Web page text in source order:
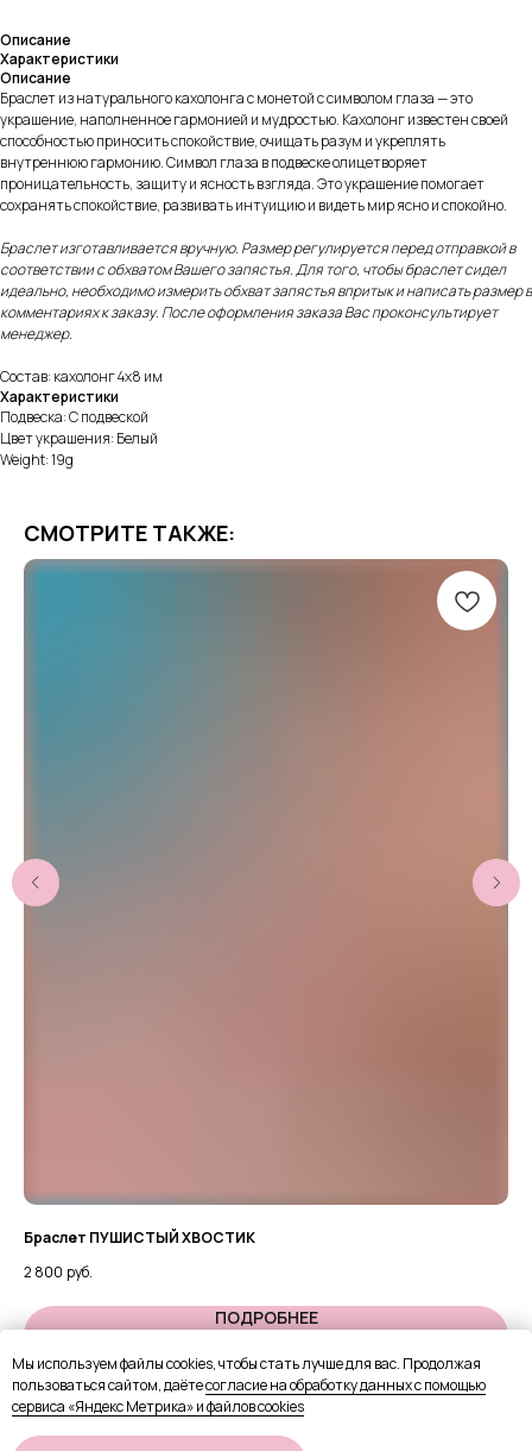
Описание
Характеристики
Описание
Браслет из натурального кахолонга с монетой с символом глаза — это
украшение, наполненное гармонией и мудростью. Кахолонг известен своей
способностью приносить спокойствие, очищать разум и укреплять
внутреннюю гармонию. Символ глаза в подвеске олицетворяет
проницательность, защиту и ясность взгляда. Это украшение помогает
сохранять спокойствие, развивать интуицию и видеть мир ясно и спокойно.
Браслет изготавливается вручную. Размер регулируется перед отправкой в
соответствии с обхватом Вашего запястья. Для того, чтобы браслет сидел
идеально, необходимо измерить обхват запястья впритык и написать размер в
комментариях к заказу. После оформления заказа Вас проконсультирует
менеджер.
Состав: кахолонг 4х8 им
Характеристики
Подвеска: С подвеской
Цвет украшения: Белый
Weight: 19g
СМОТРИТЕ ТАКЖЕ:
Браслет ПУШИСТЫЙ ХВОСТИК
2 800 руб.
ПОДРОБНЕЕ
В КОРЗИНУ
Мы используем файлы cookies, чтобы стать лучше для вас. Продолжая
пользоваться сайтом, даётесогласие на обработку данных с помощью
сервиса «Яндекс Метрика» и файлов cookies